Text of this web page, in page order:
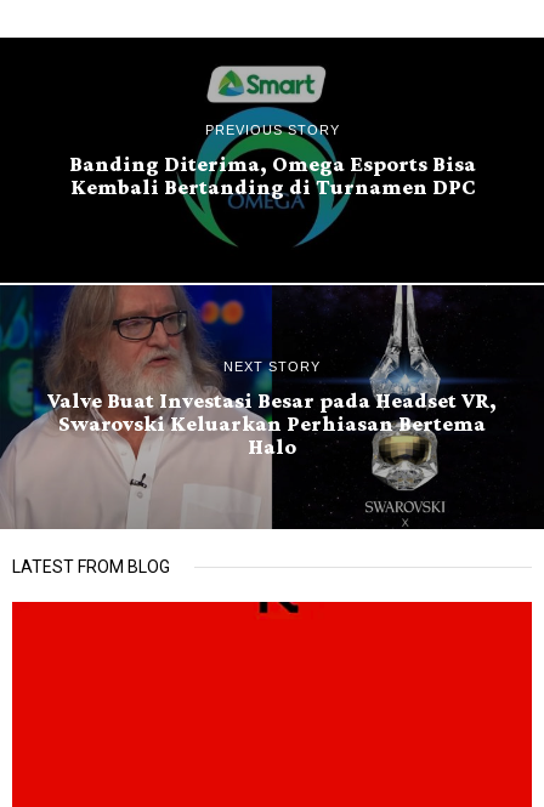
PREVIOUS STORY
Banding Diterima, Omega Esports Bisa
Kembali Bertanding di Turnamen DPC
NEXT STORY
Valve Buat Investasi Besar pada Headset VR,
Swarovski Keluarkan Perhiasan Bertema
Halo
LATEST FROM BLOG